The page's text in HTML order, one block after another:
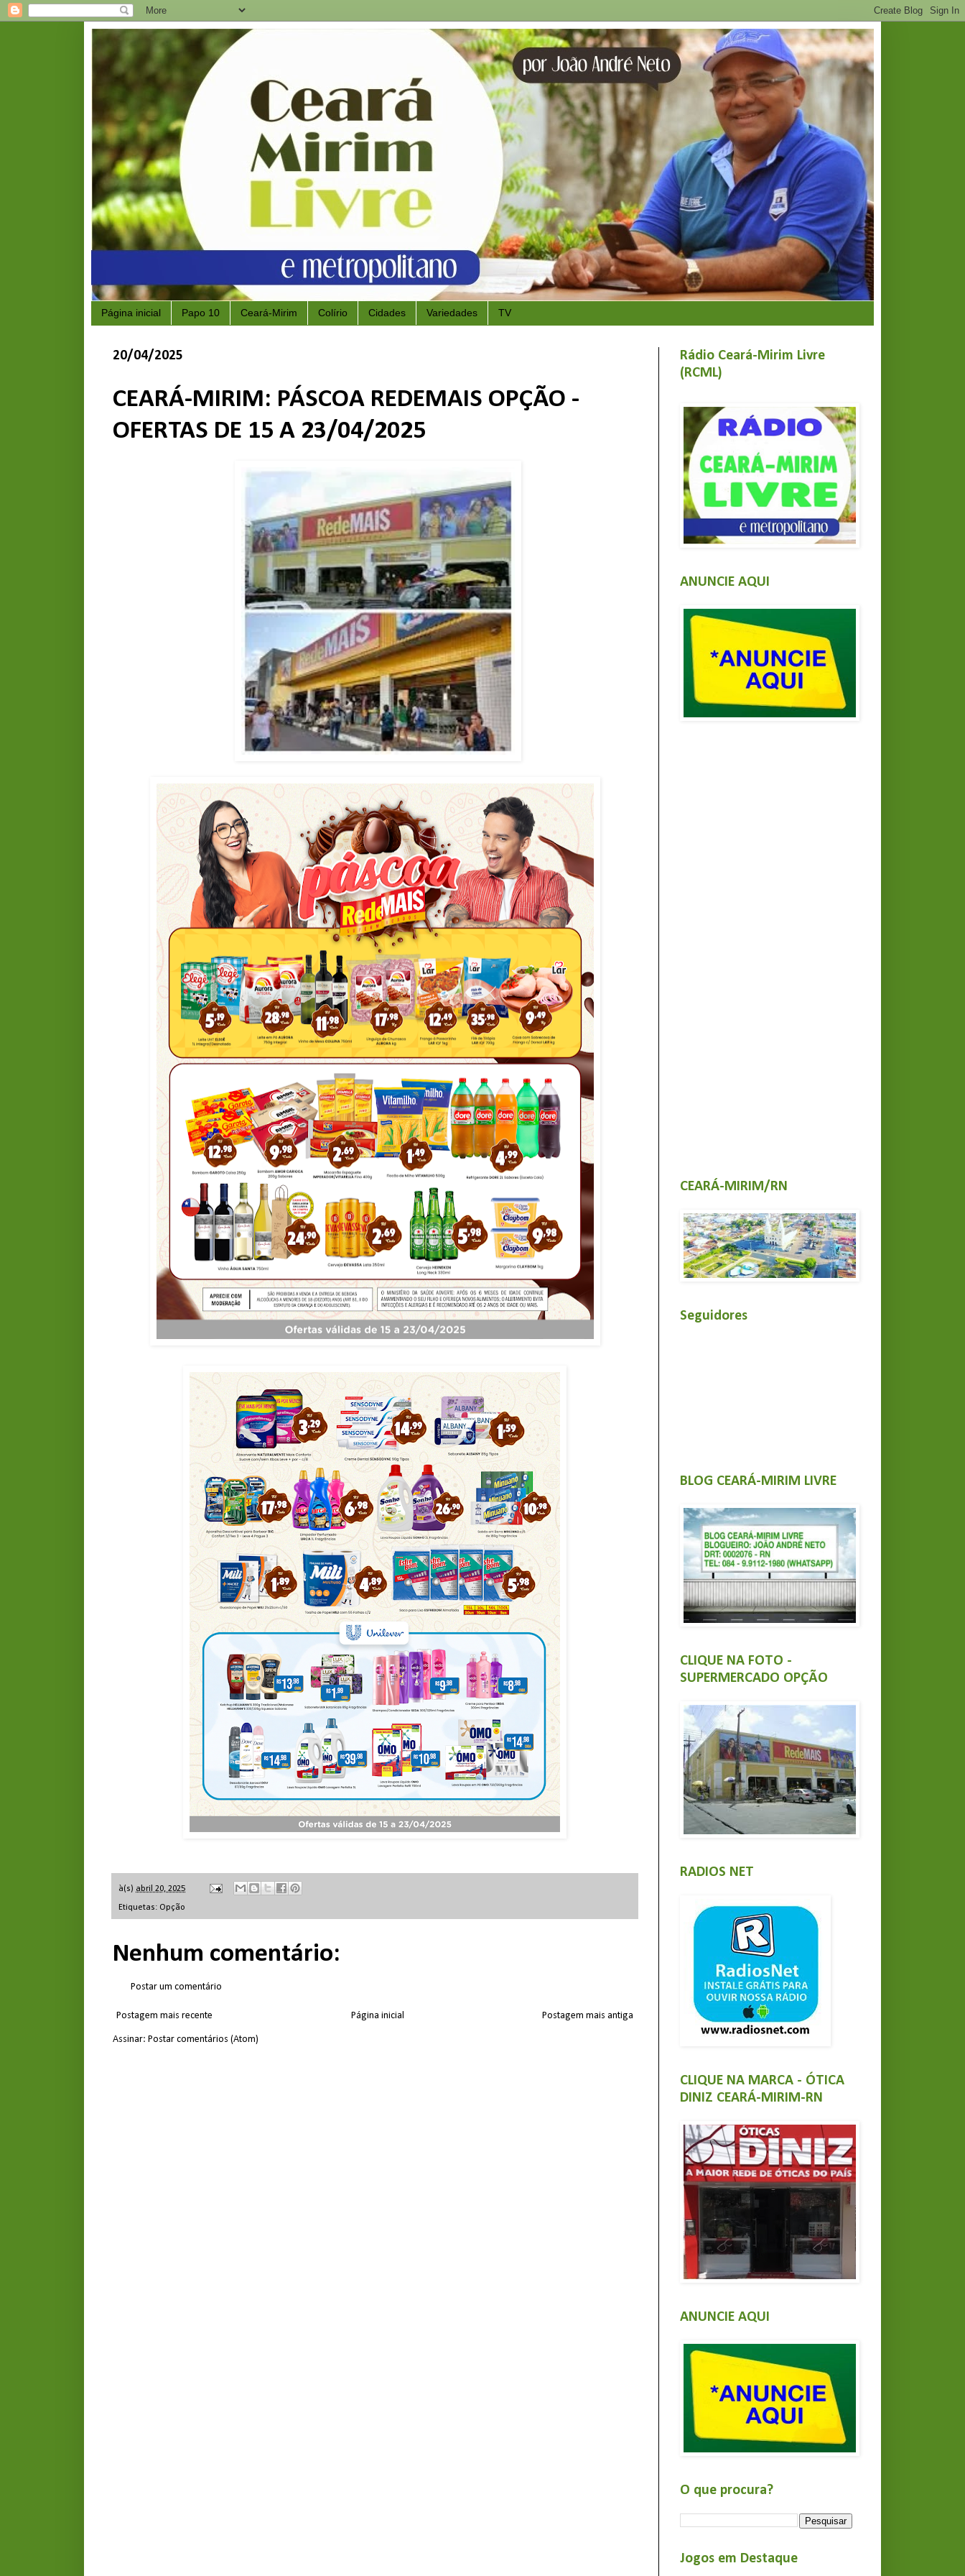
Página inicial Papo 10 Ceará-Mirim Colírio Cidades Variedades TV
20/04/2025
CEARÁ-MIRIM: PÁSCOA REDEMAIS OPÇÃO -
OFERTAS DE 15 A 23/04/2025
à(s) abril 20, 2025
Etiquetas: Opção
Nenhum comentário:
Postar um comentário
Postagem mais recente Postagem mais antiga
Página inicial
Assinar: Postar comentários (Atom)
Rádio Ceará-Mirim Livre
(RCML)
ANUNCIE AQUI
CEARÁ-MIRIM/RN
Seguidores
BLOG CEARÁ-MIRIM LIVRE
CLIQUE NA FOTO -
SUPERMERCADO OPÇÃO
RADIOS NET
CLIQUE NA MARCA - ÓTICA
DINIZ CEARÁ-MIRIM-RN
ANUNCIE AQUI
O que procura?
Jogos em Destaque